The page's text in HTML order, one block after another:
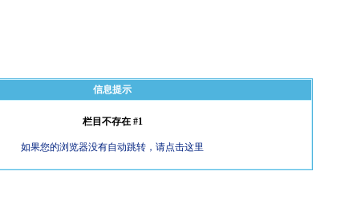
信息提示
栏目不存在 #1
如果您的浏览器没有自动跳转，请点击这里